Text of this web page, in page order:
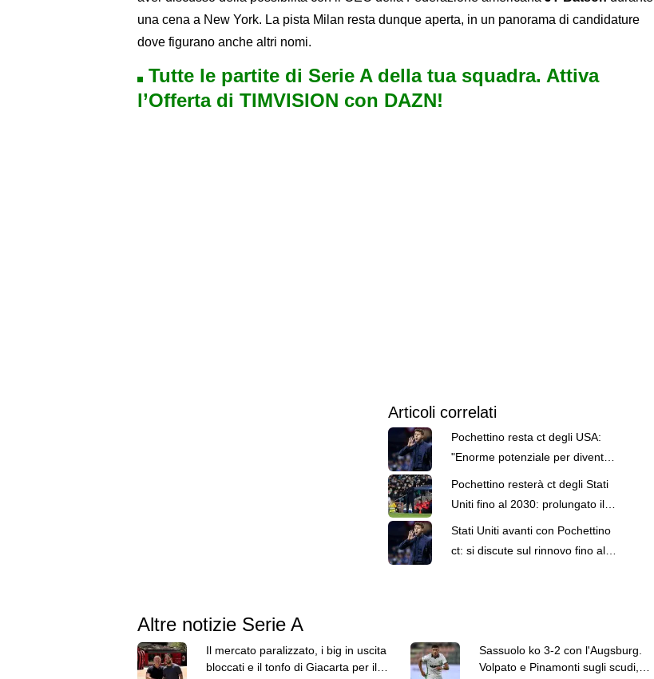
una cena a New York. La pista Milan resta dunque aperta, in un panorama di candidature
dove figurano anche altri nomi.
Tutte le partite di Serie A della tua squadra. Attiva
l’Offerta di TIMVISION con DAZN!
Articoli correlati
Pochettino resta ct degli USA:
"Enorme potenziale per diventare
Pochettino resterà ct degli Stati
Uniti fino al 2030: prolungato il
contratto
Stati Uniti avanti con Pochettino
ct: si discute sul rinnovo fino al
Altre notizie Serie A
Il mercato paralizzato, i big in uscita
bloccati e il tonfo di Giacarta per il
Sassuolo ko 3-2 con l'Augsburg.
Volpato e Pinamonti sugli scudi,